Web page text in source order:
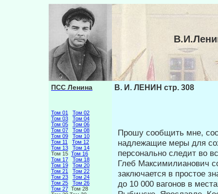
ПСС Ленина
Том 01
Том 02
Том 03
Том 04
Том 05
Том 06
Том 07
Том 08
Том 09
Том 10
Том 11
Том 12
Том 13
Том 14
Том 15 Том 16
Том 17
Том 18
Том 19
Том 20
Том 21
Том 22
Том 23
Том 24
Том 25
Том 26
Том 27 Том 28
В. И. ЛЕНИН стр. 308
Прошу сообщить мне,
надле­жащие меры для
персонально сле­дит во
Глеб Максимилианович
заключается в простое
до 10 000 вагонов в